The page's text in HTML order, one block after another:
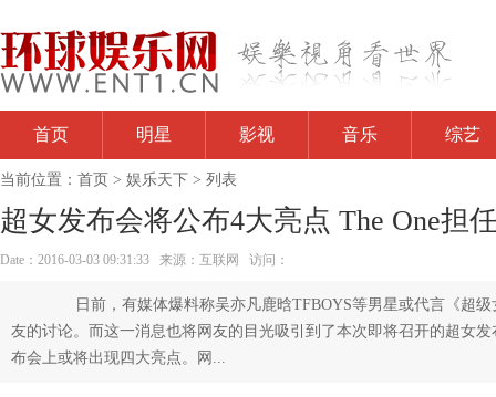
首页 明星 影视 音乐 综艺
当前位置： 首页 > 娱乐天下 > 列表
超女发布会将公布4大亮点 The One担
Date：2016-03-03 09:31:33 来源：互联网 访问：
日前，有媒体爆料称吴亦凡鹿晗TFBOYS等男星或代言《超级
友的讨论。而这一消息也将网友的目光吸引到了本次即将召开的超女
布会上或将出现四大亮点。网...